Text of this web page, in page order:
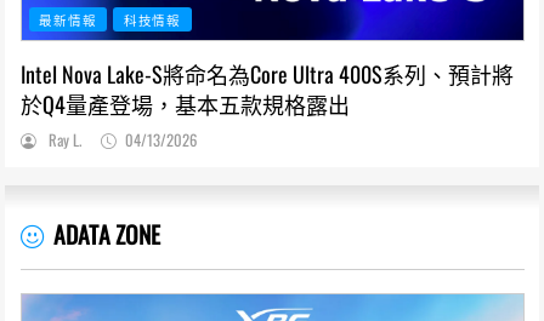
最新情報 科技情報
Intel Nova Lake-S將命名為Core Ultra 400S系列、預計將
於Q4量產登場，基本五款規格露出
Ray L. 04/13/2026
ADATA ZONE